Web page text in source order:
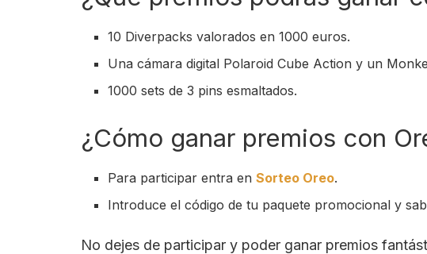
10 Diverpacks valorados en 1000 euros.
Una cámara digital Polaroid Cube Action y un
1000 sets de 3 pins esmaltados.
¿Cómo ganar premios con
Para participar entra enSorteo Oreo.
Introduce el código de tu paquete promocional y
No dejes de participar y poder ganar premios